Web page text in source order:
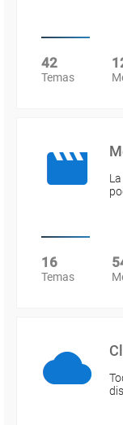
42
Temas
16
Temas